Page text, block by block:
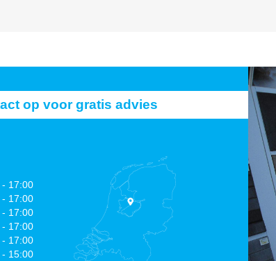
op voor gratis advies
17:00
17:00
17:00
17:00
17:00
15:00